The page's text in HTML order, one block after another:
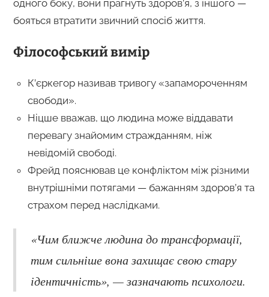
одного боку, вони прагнуть здоров’я, з іншого —
бояться втратити звичний спосіб життя.
Філософський вимір
К’єркегор називав тривогу «запамороченням
свободи».
Ніцше вважав, що людина може віддавати
перевагу знайомим стражданням, ніж
невідомій свободі.
Фрейд пояснював це конфліктом між різними
внутрішніми потягами — бажанням здоров’я та
страхом перед наслідками.
«Чим ближче людина до трансформації,
тим сильніше вона захищає свою стару
ідентичність», — зазначають психологи.